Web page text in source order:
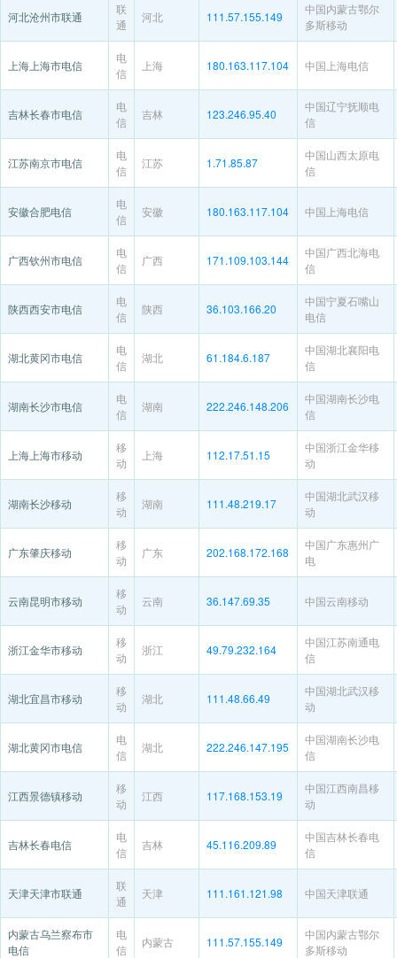
河北沧州市联通
联
通
河北 111.57.155.149
中国内蒙古鄂尔
多斯移动
上海上海市电信
电
信
上海 180.163.117.104 中国上海电信
吉林长春市电信
电
信
吉林 123.246.95.40
中国辽宁抚顺电
信
江苏南京市电信
电
信
江苏 1.71.85.87
中国山西太原电
信
安徽合肥电信
电
信
安徽 180.163.117.104 中国上海电信
广西钦州市电信
电
信
广西 171.109.103.144
中国广西北海电
信
陕西西安市电信
电
信
陕西 36.103.166.20
中国宁夏石嘴山
电信
湖北黄冈市电信
电
信
湖北 61.184.6.187
中国湖北襄阳电
信
湖南长沙市电信
电
信
湖南 222.246.148.206
中国湖南长沙电
信
上海上海市移动
移
动
上海 112.17.51.15
中国浙江金华移
动
湖南长沙移动
移
动
湖南 111.48.219.17
中国湖北武汉移
动
广东肇庆移动
移
动
广东 202.168.172.168
中国广东惠州广
电
云南昆明市移动
移
动
云南 36.147.69.35 中国云南移动
浙江金华市移动
移
动
浙江 49.79.232.164
中国江苏南通电
信
湖北宜昌市移动
移
动
湖北 111.48.66.49
中国湖北武汉移
动
湖北黄冈市电信
电
信
湖北 222.246.147.195
中国湖南长沙电
信
江西景德镇移动
移
动
江西 117.168.153.19
中国江西南昌移
动
吉林长春电信
电
信
吉林 45.116.209.89
中国吉林长春电
信
天津天津市联通
联
通
天津 111.161.121.98 中国天津联通
内蒙古乌兰察布市
电信
电
信
内蒙古 111.57.155.149
中国内蒙古鄂尔
多斯移动